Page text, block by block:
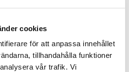
cookies
för att anpassa innehållet
tillhandahålla funktioner
vår trafik. Vi
INFO
Ceylon O.P., Svart te
Lägg till i favoriter